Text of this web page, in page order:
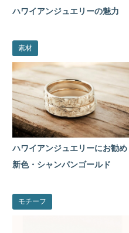
ハワイアンジュエリーの魅力
素材
ハワイアンジュエリーにお勧め
新色・シャンパンゴールド
モチーフ